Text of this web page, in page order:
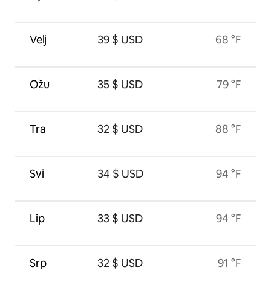
Velj
Ožu
Tra
Svi
Lip
Srp
39 $ USD
35 $ USD
32 $ USD
34 $ USD
33 $ USD
32 $ USD
68 °F
79 °F
88 °F
94 °F
94 °F
91 °F